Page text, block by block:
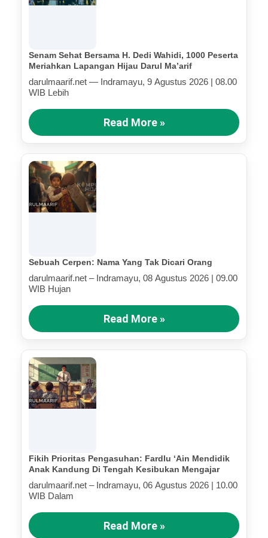
Senam Sehat Bersama H. Dedi Wahidi, 1000 Peserta
Meriahkan Lapangan Hijau Darul Ma’arif
darulmaarif.net — Indramayu, 9 Agustus 2026 | 08.00
WIB Lebih
Read More »
Sebuah Cerpen: Nama Yang Tak Dicari Orang
darulmaarif.net – Indramayu, 08 Agustus 2026 | 09.00
WIB Hujan
Read More »
Fikih Prioritas Pengasuhan: Fardlu ‘Ain Mendidik
Anak Kandung Di Tengah Kesibukan Mengajar
darulmaarif.net – Indramayu, 06 Agustus 2026 | 10.00
WIB Dalam
Read More »